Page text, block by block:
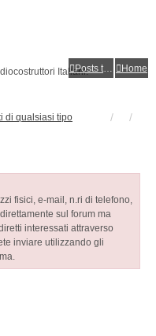
Posts toplist
Home
di qualsiasi tipo
fisici, e-mail, n.ri di telefono,
sul forum ma
interessati attraverso
inviare utilizzando gli